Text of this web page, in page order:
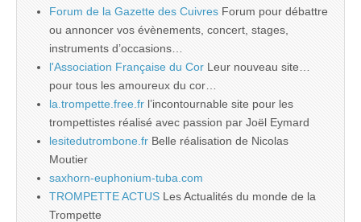
Forum de la Gazette des Cuivres Forum pour débattre
ou annoncer vos évènements, concert, stages,
instruments d’occasions…
l'Association Française du Cor Leur nouveau site…
pour tous les amoureux du cor…
la.trompette.free.fr l’incontournable site pour les
trompettistes réalisé avec passion par Joël Eymard
lesitedutrombone.fr Belle réalisation de Nicolas
Moutier
saxhorn-euphonium-tuba.com
TROMPETTE ACTUS Les Actualités du monde de la
Trompette